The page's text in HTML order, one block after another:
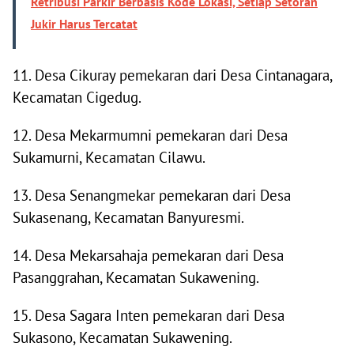
Jukir Harus Tercatat
11. Desa Cikuray pemekaran dari Desa Cintanagara,
Kecamatan Cigedug.
12. Desa Mekarmumni pemekaran dari Desa
Sukamurni, Kecamatan Cilawu.
13. Desa Senangmekar pemekaran dari Desa
Sukasenang, Kecamatan Banyuresmi.
14. Desa Mekarsahaja pemekaran dari Desa
Pasanggrahan, Kecamatan Sukawening.
15. Desa Sagara Inten pemekaran dari Desa
Sukasono, Kecamatan Sukawening.